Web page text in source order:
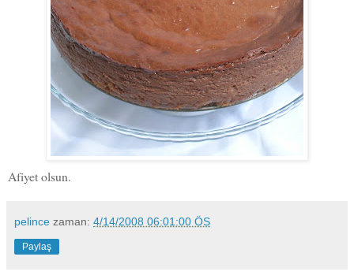
Afiyet olsun.
pelince zaman: 4/14/2008 06:01:00 ÖS
Paylaş